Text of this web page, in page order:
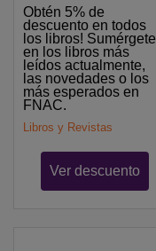
Obtén 5% de
descuento en todos
los libros! Sumérgete
en los libros más
leídos actualmente,
las novedades o los
más esperados en
FNAC.
Libros y Revistas
Ver descuento